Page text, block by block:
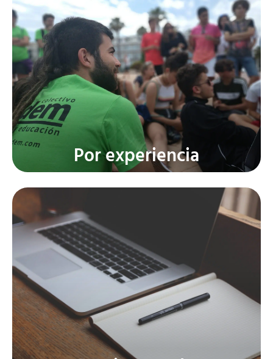
Por experiencia
Desde 1994, más de 32 años
organizando viajes para
estudiantes.
Sin "desdes" y sin letra
pequeña, nuestros precios lo
incluyen todo.